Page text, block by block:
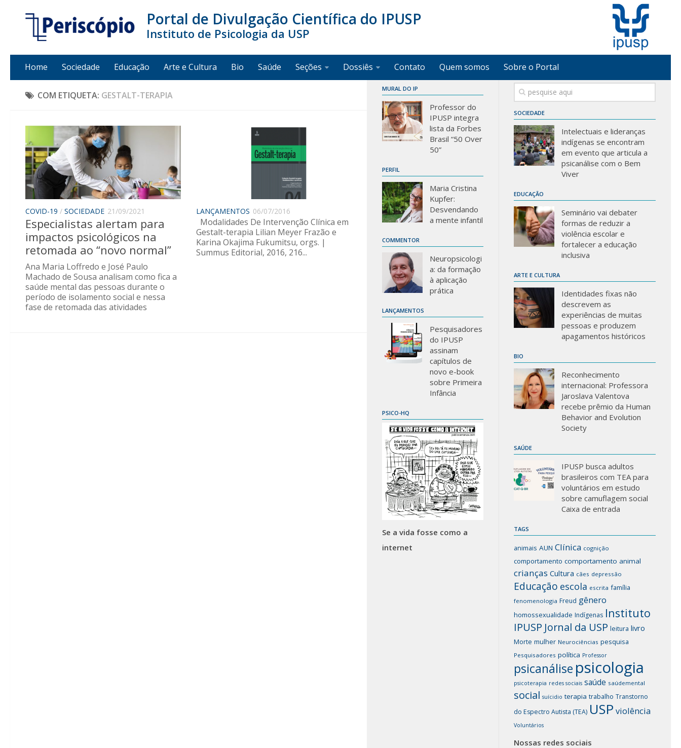
Portal de Divulgação Científica do IPUSP
Instituto de Psicologia da USP
Home Sociedade Educação Arte e Cultura Bio Saúde Seções Dossiês Contato Quem somos Sobre o Portal
COM ETIQUETA: GESTALT-TERAPIA
COVID-19 / SOCIEDADE 21/09/2021
Especialistas alertam para
impactos psicológicos na
retomada ao “novo normal”
Ana Maria Loffredo e José Paulo
Machado de Sousa analisam como fica a
saúde mental das pessoas durante o
período de isolamento social e nessa
fase de retomada das atividades
LANÇAMENTOS 06/07/2016
Modalidades De Intervenção Clínica em
Gestalt-terapia Lilian Meyer Frazão e
Karina Okajima Fukumitsu, orgs. |
Summus Editorial, 2016, 216...
SOCIEDADE
Intelectuais e lideranças
indígenas se encontram
em evento que articula a
psicanálise com o Bem
Viver
EDUCAÇÃO
Seminário vai debater
formas de reduzir a
violência escolar e
fortalecer a educação
inclusiva
ARTE E CULTURA
Identidades fixas não
descrevem as
experiências de muitas
pessoas e produzem
apagamentos históricos
BIO
Reconhecimento
internacional: Professora
Jaroslava Valentova
recebe prêmio da Human
Behavior and Evolution
Society
SAÚDE
IPUSP busca adultos
brasileiros com TEA para
voluntários em estudo
sobre camuflagem social
Caixa de entrada
TAGS
animais AUN Clínica cognição
comportamento comportamento animal
crianças Cultura cães depressão
Educação escola escrita família
fenomenologia Freud gênero
homossexualidade Indígenas Instituto
IPUSP Jornal da USP leitura livro
Morte mulher Neurociências pesquisa
Pesquisadores política Professor
psicanálise psicologia
psicoterapia redes sociais saúde saúdemental
social suícidio terapia trabalho Transtorno
do Espectro Autista (TEA) USP violência
Voluntários
Nossas redes sociais
MURAL DO IP
Professor do
IPUSP integra
lista da Forbes
Brasil “50 Over
50”
PERFIL
Maria Cristina
Kupfer:
Desvendando
a mente infantil
COMMENTOR
Neuropsicologi
a: da formação
à aplicação
prática
LANÇAMENTOS
Pesquisadores
do IPUSP
assinam
capítulos de
novo e-book
sobre Primeira
Infância
PSICO-HQ
Se a vida fosse como a
internet